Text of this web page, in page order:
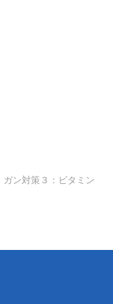
ガン対策３：ビタミン